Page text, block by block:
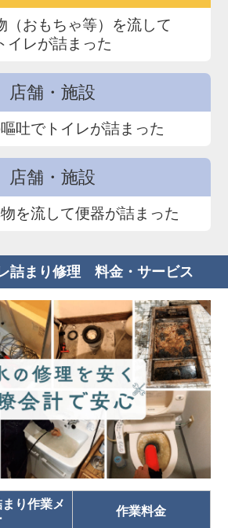
（おもちゃ等）を流して
イレが詰まった
店舗・施設
吐でトイレが詰まった
店舗・施設
を流して便器が詰まった
詰まり修理 料金・サービス
まり作業メ
作業料金